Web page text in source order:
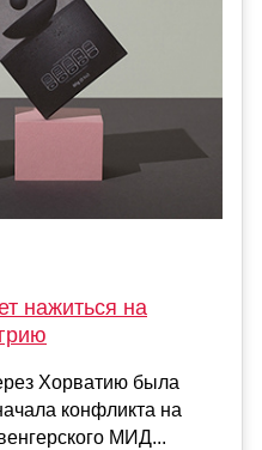
нажиться на
Хорватию была
конфликта на
МИД...